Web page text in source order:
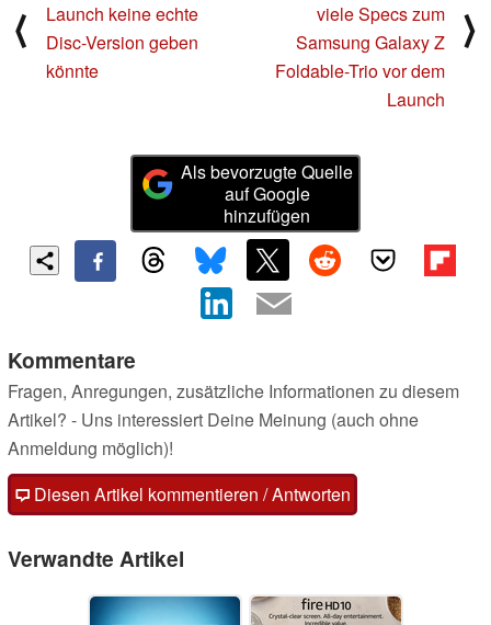
⟨
Launch keine echte
Disc-Version geben
könnte
viele Specs zum
Samsung Galaxy Z
Foldable-Trio vor dem
Launch
⟩
Als bevorzugte Quelle
auf Google
hinzufügen
Kommentare
Fragen, Anregungen, zusätzliche Informationen zu diesem
Artikel? - Uns interessiert Deine Meinung (auch ohne
Anmeldung möglich)!
Diesen Artikel kommentieren / Antworten
Verwandte Artikel